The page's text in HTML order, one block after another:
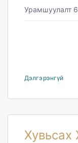
Урамшуулалт
Дэлгэрэнгүй
Хувьсах